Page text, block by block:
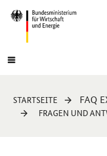
Navigation
Hauptmenü
Sie
sind
STARTSEITE FAQ
FRAGEN UND